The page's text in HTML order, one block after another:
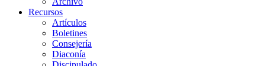
Recursos
Artículos
Boletines
Consejería
Diaconía